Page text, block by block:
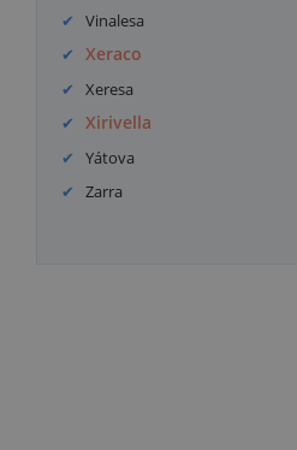
Vinalesa
Xeraco
Xeresa
Xirivella
Yátova
Zarra